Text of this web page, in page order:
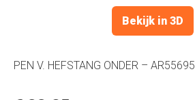
Bekijk in 3D
PEN V. HEFSTANG ONDER – AR55695